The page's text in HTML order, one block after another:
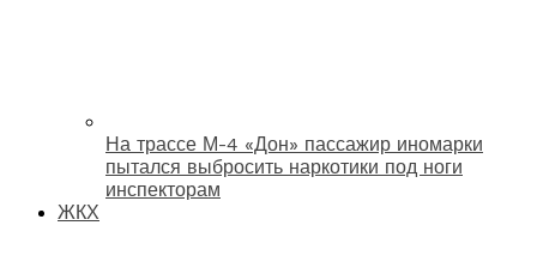
На трассе М-4 «Дон» пассажир иномарки
пытался выбросить наркотики под ноги
инспекторам
ЖКХ